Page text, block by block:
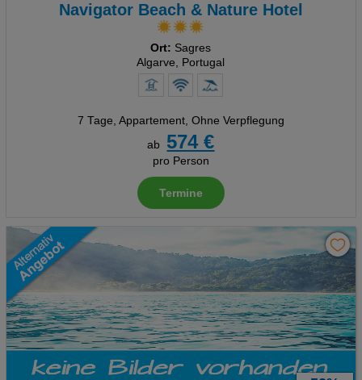
Navigator Beach & Nature Hotel
Ort: Sagres
Algarve, Portugal
7 Tage, Appartement, Ohne Verpflegung
ab
574 €
pro Person
Termine